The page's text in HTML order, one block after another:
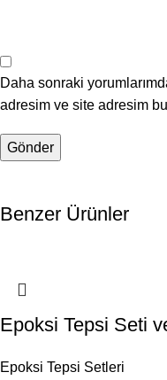
Daha sonraki
adresim ve site adresim
Benzer Ürünler
Epoksi Tepsi Seti
Epoksi Tepsi Setleri